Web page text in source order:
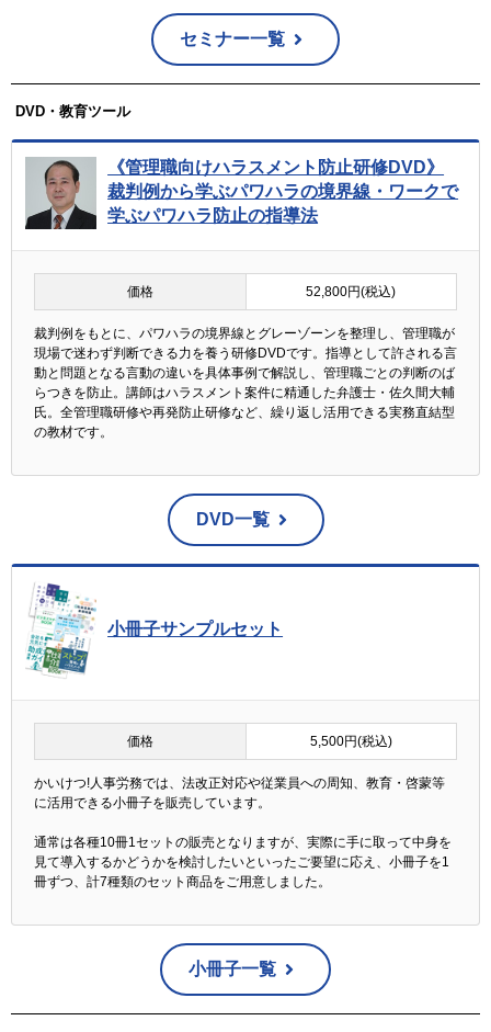
セミナー一覧
DVD・教育ツール
《管理職向けハラスメント防止研修DVD》
裁判例から学ぶパワハラの境界線・ワークで
学ぶパワハラ防止の指導法
価格 52,800円(税込)
裁判例をもとに、パワハラの境界線とグレーゾーンを整理し、管理職が
現場で迷わず判断できる力を養う研修DVDです。指導として許される言
動と問題となる言動の違いを具体事例で解説し、管理職ごとの判断のば
らつきを防止。講師はハラスメント案件に精通した弁護士・佐久間大輔
氏。全管理職研修や再発防止研修など、繰り返し活用できる実務直結型
の教材です。
DVD一覧
小冊子サンプルセット
価格 5,500円(税込)
かいけつ!人事労務では、法改正対応や従業員への周知、教育・啓蒙等
に活用できる小冊子を販売しています。
通常は各種10冊1セットの販売となりますが、実際に手に取って中身を
見て導入するかどうかを検討したいといったご要望に応え、小冊子を1
冊ずつ、計7種類のセット商品をご用意しました。
小冊子一覧